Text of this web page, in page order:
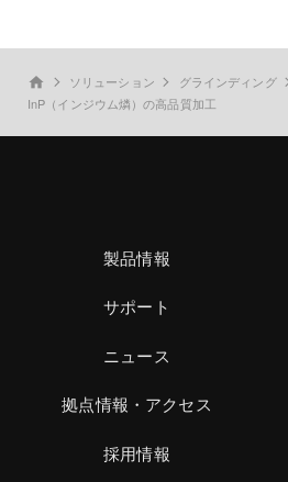
home ソリューション
グラインディング
InP（インジウム燐）の高品質加工
製品情報
サポート
ニュース
拠点情報・アクセス
採用情報